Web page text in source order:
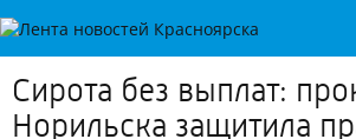
Сирота без выплат:
Норильска защитила